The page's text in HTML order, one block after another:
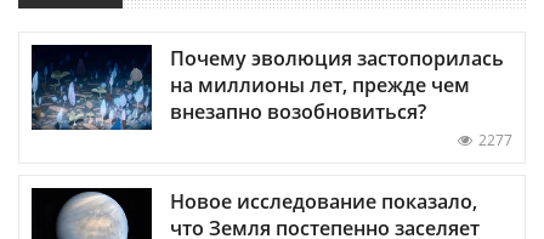
Почему эволюция застопорилась
на миллионы лет, прежде чем
внезапно возобновиться?
2277
Новое исследование показало,
что Земля постепенно заселяет